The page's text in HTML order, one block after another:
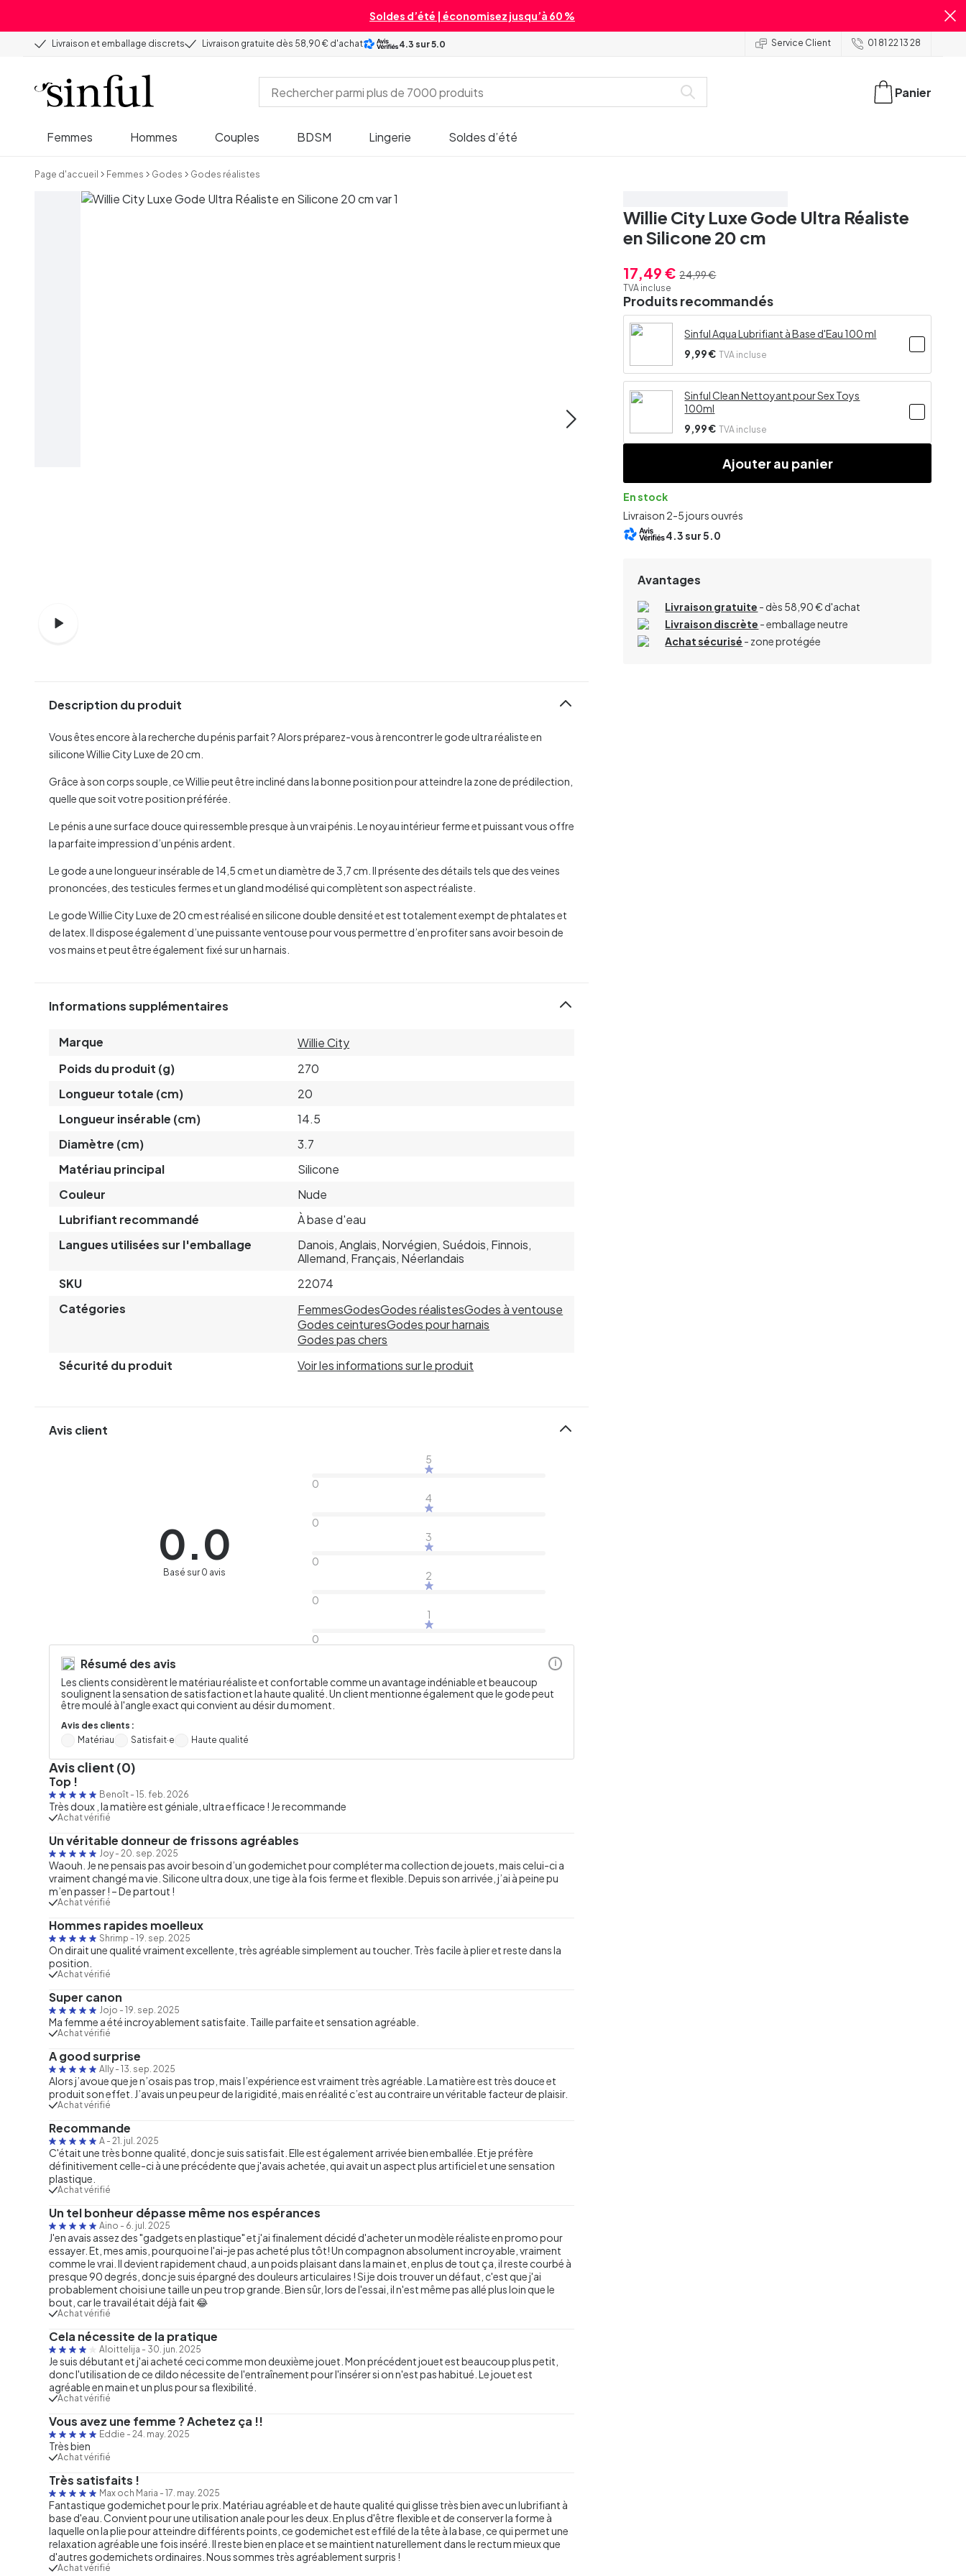
Soldes d’été | économisez jusqu’à 60 %
Livraison et emballage discrets Livraison gratuite dès 58,90 € d'achat 4.3 sur 5.0 Service Client 01 81 22 13 28
Femmes Hommes Couples BDSM Lingerie Soldes d’été
Panier
Page d'accueil Femmes Godes Godes réalistes
Willie City Luxe Gode Ultra Réaliste
en Silicone 20 cm
17,49 € 24,99 €
TVA incluse
Produits recommandés
Sinful Aqua Lubrifiant à Base d'Eau 100 ml
9,99 € TVA incluse
Sinful Clean Nettoyant pour Sex Toys
100ml
9,99 € TVA incluse
Ajouter au panier
En stock
Livraison 2-5 jours ouvrés
4.3sur 5.0
Avantages
Livraison gratuite - dès 58,90 € d'achat
Livraison discrète - emballage neutre
Achat sécurisé - zone protégée
Description du produit
Vous êtes encore à la recherche du pénis parfait ? Alors préparez-vous à rencontrer le gode ultra réaliste en
silicone Willie City Luxe de 20 cm.
Grâce à son corps souple, ce Willie peut être incliné dans la bonne position pour atteindre la zone de prédilection,
quelle que soit votre position préférée.
Le pénis a une surface douce qui ressemble presque à un vrai pénis. Le noyau intérieur ferme et puissant vous offre
la parfaite impression d’un pénis ardent.
Le gode a une longueur insérable de 14,5 cm et un diamètre de 3,7 cm. Il présente des détails tels que des veines
prononcées, des testicules fermes et un gland modélisé qui complètent son aspect réaliste.
Le gode Willie City Luxe de 20 cm est réalisé en silicone double densité et est totalement exempt de phtalates et
de latex. Il dispose également d’une puissante ventouse pour vous permettre d’en profiter sans avoir besoin de
vos mains et peut être également fixé sur un harnais.
Informations supplémentaires
Marque
Willie City
Poids du produit (g)
270
Longueur totale (cm)
20
Longueur insérable (cm)
14.5
Diamètre (cm)
3.7
Matériau principal
Silicone
Couleur
Nude
Lubrifiant recommandé
À base d'eau
Langues utilisées sur l'emballage
Danois, Anglais, Norvégien, Suédois, Finnois,
Allemand, Français, Néerlandais
SKU
22074
Catégories
FemmesGodesGodes réalistesGodes à ventouse
Godes ceinturesGodes pour harnais
Godes pas chers
Sécurité du produit
Voir les informations sur le produit
Avis client
0.0
Basé sur 0 avis
5
0
4
0
3
0
2
0
1
0
Résumé des avis
Les clients considèrent le matériau réaliste et confortable comme un avantage indéniable et beaucoup
soulignent la sensation de satisfaction et la haute qualité. Un client mentionne également que le gode peut
être moulé à l'angle exact qui convient au désir du moment.
Avis des clients :
Matériau
Satisfait·e Haute qualité
i
Avis client (0)
Top !
Benoît - 15. feb. 2026
Très doux , la matière est géniale, ultra efficace ! Je recommande
Achat vérifié
Un véritable donneur de frissons agréables
Joy - 20. sep. 2025
Waouh. Je ne pensais pas avoir besoin d’un godemichet pour compléter ma collection de jouets, mais celui-ci a
vraiment changé ma vie. Silicone ultra doux, une tige à la fois ferme et flexible. Depuis son arrivée, j’ai à peine pu
m’en passer ! – De partout !
Achat vérifié
Hommes rapides moelleux
Shrimp - 19. sep. 2025
On dirait une qualité vraiment excellente, très agréable simplement au toucher. Très facile à plier et reste dans la
position.
Achat vérifié
Super canon
Jojo - 19. sep. 2025
Ma femme a été incroyablement satisfaite. Taille parfaite et sensation agréable.
Achat vérifié
A good surprise
Ally - 13. sep. 2025
Alors j’avoue que je n’osais pas trop, mais l’expérience est vraiment très agréable. La matière est très douce et
produit son effet. J’avais un peu peur de la rigidité, mais en réalité c’est au contraire un véritable facteur de plaisir.
Achat vérifié
Recommande
A - 21. jul. 2025
C'était une très bonne qualité, donc je suis satisfait. Elle est également arrivée bien emballée. Et je préfère
définitivement celle-ci à une précédente que j'avais achetée, qui avait un aspect plus artificiel et une sensation
plastique.
Achat vérifié
Un tel bonheur dépasse même nos espérances
Aino - 6. jul. 2025
J'en avais assez des "gadgets en plastique" et j'ai finalement décidé d'acheter un modèle réaliste en promo pour
essayer. Et, mes amis, pourquoi ne l'ai-je pas acheté plus tôt! Un compagnon absolument incroyable, vraiment
comme le vrai. Il devient rapidement chaud, a un poids plaisant dans la main et, en plus de tout ça, il reste courbé à
presque 90 degrés, donc je suis épargné des douleurs articulaires ! Si je dois trouver un défaut, c'est que j'ai
probablement choisi une taille un peu trop grande. Bien sûr, lors de l'essai, il n'est même pas allé plus loin que le
bout, car le travail était déjà fait 😂
Achat vérifié
Cela nécessite de la pratique
Aloittelija - 30. jun. 2025
Je suis débutant et j'ai acheté ceci comme mon deuxième jouet. Mon précédent jouet est beaucoup plus petit,
donc l'utilisation de ce dildo nécessite de l'entraînement pour l'insérer si on n'est pas habitué. Le jouet est
agréable en main et un plus pour sa flexibilité.
Achat vérifié
Vous avez une femme ? Achetez ça !!
Eddie - 24. may. 2025
Très bien
Achat vérifié
Très satisfaits !
Max och Maria - 17. may. 2025
Fantastique godemichet pour le prix. Matériau agréable et de haute qualité qui glisse très bien avec un lubrifiant à
base d'eau. Convient pour une utilisation anale pour les deux. En plus d'être flexible et de conserver la forme à
laquelle on la plie pour atteindre différents points, ce godemichet est effilé de la tête à la base, ce qui permet une
relaxation agréable une fois inséré. Il reste bien en place et se maintient naturellement dans le rectum mieux que
d'autres godemichets ordinaires. Nous sommes très agréablement surpris !
Achat vérifié